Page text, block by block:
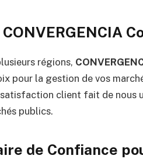
régions,
pour la gestion de vos
satisfaction client fait de nous
publics.
de Confiance